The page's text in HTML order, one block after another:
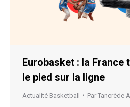
Eurobasket : la France
le pied sur la ligne
Actualité Basketball Par Tancrède